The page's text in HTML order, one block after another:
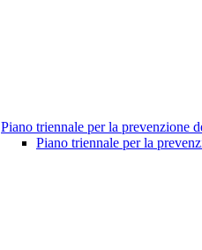
Piano triennale per la prevenzione
Piano triennale per la